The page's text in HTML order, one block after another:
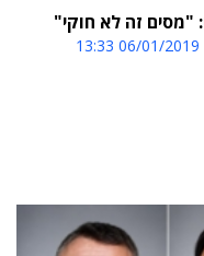
"מסים זה לא חוקי"
06/01/2019 13:33